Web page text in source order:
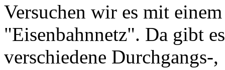
Versuchen wir es mit einem
"Eisenbahnnetz". Da gibt es
verschiedene Durchgangs-,